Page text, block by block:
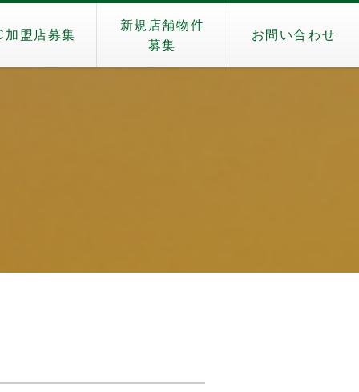
加盟店募集
新規店舗物件
募集
お問い合わせ